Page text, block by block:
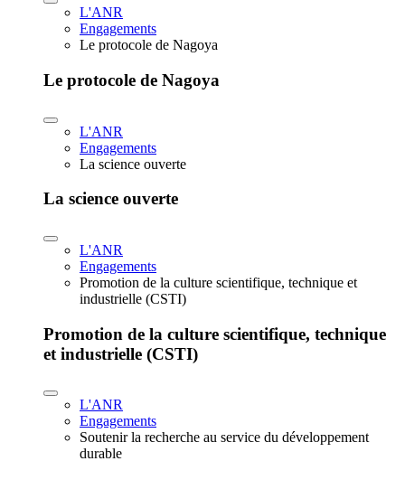
L'ANR
Engagements
Le protocole de Nagoya
Le protocole de Nagoya
L'ANR
Engagements
La science ouverte
La science ouverte
L'ANR
Engagements
Promotion de la culture scientifique, technique et
industrielle (CSTI)
Promotion de la culture scientifique, technique
et industrielle (CSTI)
L'ANR
Engagements
Soutenir la recherche au service du développement
durable